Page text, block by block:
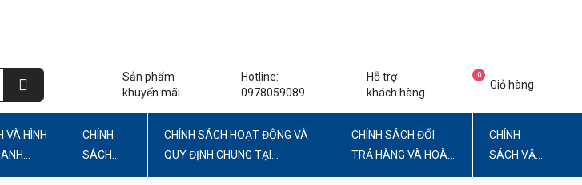
Sản phẩm
khuyến mãi
Hotline:
0978059089
Hỗ trợ
khách hàng
0
Giỏ hàng
VÀ HÌNH
CHÍNH
SÁCH
BẢO MẬT
CHÍNH SÁCH HOẠT ĐỘNG VÀ
QUY ĐỊNH CHUNG TẠI
WEBSITE
CHÍNH SÁCH ĐỔI
TRẢ HÀNG VÀ HOÀN
TIỀN
CHÍNH
SÁCH VẬN
CHUYỂN